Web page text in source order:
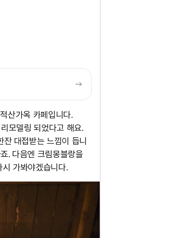
산가옥 카페입니다.
모델링 되었다고 해요.
대접받는 느낌이 듭니
. 다음엔 크림몽블랑을
가봐야겠습니다.